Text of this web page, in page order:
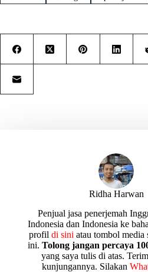
Ridha Harwan
Penjual jasa penerjemah
Indonesia dan Indonesia ke
profil di sini atau tombol media
ini.Tolong jangan percaya
yang saya tulis di atas.
kunjungannya. Silakan